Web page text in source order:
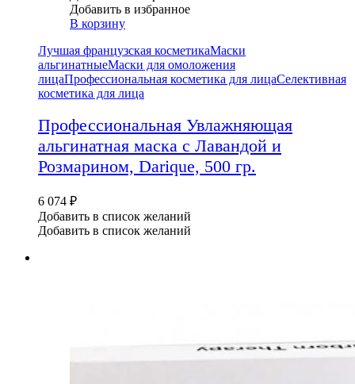
Добавить в избранное
В корзину
Лучшая французская косметикаМаски
альгинатныеМаски для омоложения
лицаПрофессиональная косметика для лицаСелективная
косметика для лица
Профессиональная Увлажняющая
альгинатная маска с Лавандой и
Розмарином, Darique, 500 гр.
6 074 ₽
Добавить в список желаний
Добавить в список желаний